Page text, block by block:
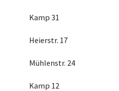
Kamp 31
Heierstr. 17
Mühlenstr. 24
Kamp 12